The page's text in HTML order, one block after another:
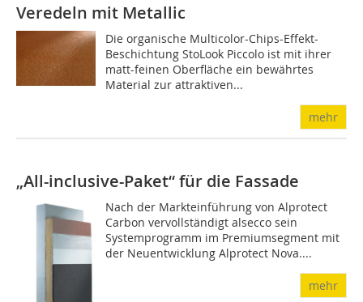
Veredeln mit Metallic
Die organische Multicolor-Chips-Effekt-
Beschichtung StoLook Piccolo ist mit ihrer
matt-feinen Oberfläche ein bewährtes
Material zur attraktiven...
mehr
„All-inclusive-Paket“ für die Fassade
Nach der Markteinführung von Alprotect
Carbon vervollständigt alsecco sein
Systemprogramm im Premiumsegment mit
der Neuentwicklung Alprotect Nova....
mehr